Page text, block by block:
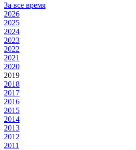
За все время
2026
2025
2024
2023
2022
2021
2020
2019
2018
2017
2016
2015
2014
2013
2012
2011